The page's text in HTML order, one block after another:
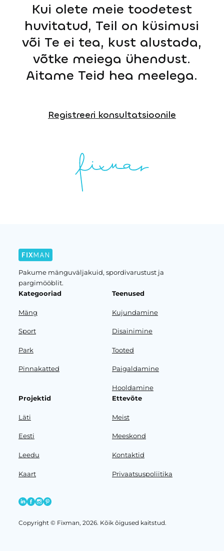
Kui olete meie toodetest
huvitatud, Teil on küsimusi
või Te ei tea, kust alustada,
võtke meiega ühendust.
Aitame Teid hea meelega.
Registreeri konsultatsioonile
Pakume mänguväljakuid, spordivarustust ja
pargimööblit.
Kategooriad
Mäng
Sport
Park
Pinnakatted
Teenused
Kujundamine
Disainimine
Tooted
Paigaldamine
Hooldamine
Projektid
Läti
Eesti
Leedu
Kaart
Ettevõte
Meist
Meeskond
Kontaktid
Privaatsuspoliitika
Copyright © Fixman, 2026. Kõik õigused kaitstud.